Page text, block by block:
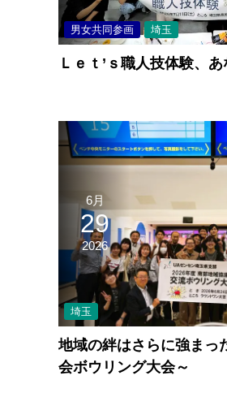
男女共同参画 埼玉
Ｌｅｔ’ｓ職人技体験、
6月
29
2026
埼玉
地域の絆はさらに強まっ
会ボウリング大会～